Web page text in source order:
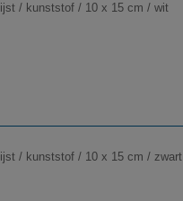
/ kunststof / 10 x 15 cm / wit
/ kunststof / 10 x 15 cm / zwart